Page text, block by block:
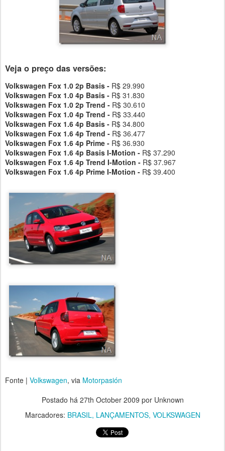
Veja o preço das versões:
Volkswagen Fox 1.0 2p Basis - R$ 29.990
Volkswagen Fox 1.0 4p Basis - R$ 31.830
Volkswagen Fox 1.0 2p Trend - R$ 30.610
Volkswagen Fox 1.0 4p Trend - R$ 33.440
Volkswagen Fox 1.6 4p Basis - R$ 34.800
Volkswagen Fox 1.6 4p Trend - R$ 36.477
Volkswagen Fox 1.6 4p Prime - R$ 36.930
Volkswagen Fox 1.6 4p Basis I-Motion - R$ 37.290
Volkswagen Fox 1.6 4p Trend I-Motion - R$ 37.967
Volkswagen Fox 1.6 4p Prime I-Motion - R$ 39.400
Fonte | Volkswagen, via Motorpasión
Postado há 27th October 2009 por Unknown
Marcadores: BRASIL LANÇAMENTOS VOLKSWAGEN